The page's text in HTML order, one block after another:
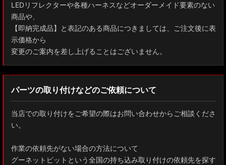
LEDリフレクターや各種ハーネスなどオーダーメイド要素のない
商品や、
【即納完成品】と表記のある商品につきましては、ご注文後に表
示価格から
変更のご案内を差し上げることはございません。
パーツの取り付けなどのご依頼について
当店での取り付けをご希望の際はお問い合わせからご相談くださ
い。
作業の依頼先がない場合の方法について
グーネットピットという全国の持ち込み取り付けの依頼先を探す